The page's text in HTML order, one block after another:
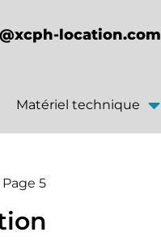
location.com
Matériel technique
Page 5